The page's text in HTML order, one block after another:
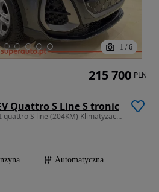
1 / 6
Quattro S Line S tronic
1984 cm3 • 204 KM • 2.0 TFSI quattro S line (204KM) Klimatyzacja 3-strefowa
Automatyczna
215 700 PLN